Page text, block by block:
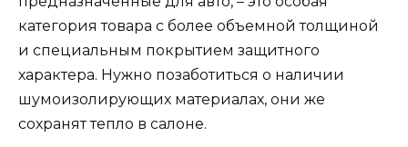
категория товара с более объемной толщиной
и специальным покрытием защитного
характера. Нужно позаботиться о наличии
шумоизолирующих материалах, они же
сохранят тепло в салоне.